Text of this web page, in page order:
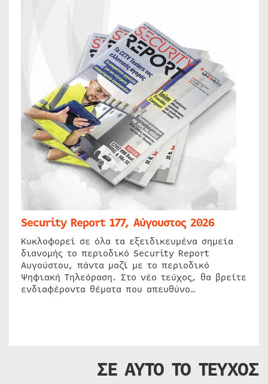
Security Report 177, Αύγουστος 2026
Κυκλοφορεί σε όλα τα εξειδικευμένα σημεία
διανομής το περιοδικό Security Report
Αυγούστου, πάντα μαζί με το περιοδικό
Ψηφιακή Τηλεόραση. Στο νέο τεύχος, θα βρείτε
ενδιαφέροντα θέματα που απευθύνο…
ΣΕ ΑΥΤΟ ΤΟ ΤΕΥΧΟΣ